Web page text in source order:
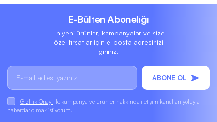
E-Bülten Aboneliği
En yeni ürünler, kampanyalar ve size
özel fırsatlar için e-posta adresinizi
giriniz.
ABONE OL
Gizlilik Onayı ile kampanya ve ürünler hakkında iletişim kanalları yoluyla
haberdar olmak istiyorum.